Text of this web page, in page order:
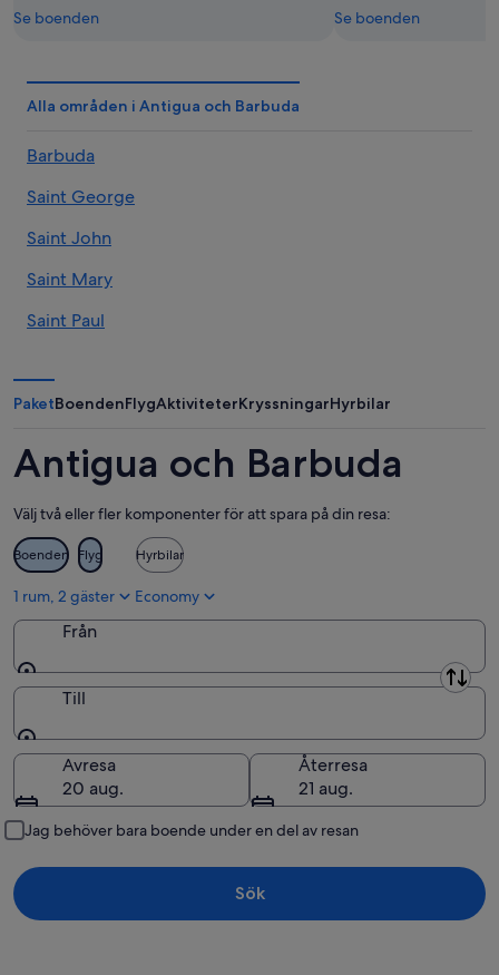
Se boenden Se boenden
Alla områden i Antigua och Barbuda
Barbuda
Saint George
Saint John
Saint Mary
Saint Paul
Saint Philip
PaketBoendenFlygAktiviteterKryssningarHyrbilar
Antigua och Barbuda
Välj två eller fler komponenter för att spara på din resa:
Boenden Flyg Hyrbilar
1 rum, 2 gäster Economy
Från
Från
Till
Till
Avresa
20 aug.
Återresa
21 aug.
Jag behöver bara boende under en del av resan
Sök